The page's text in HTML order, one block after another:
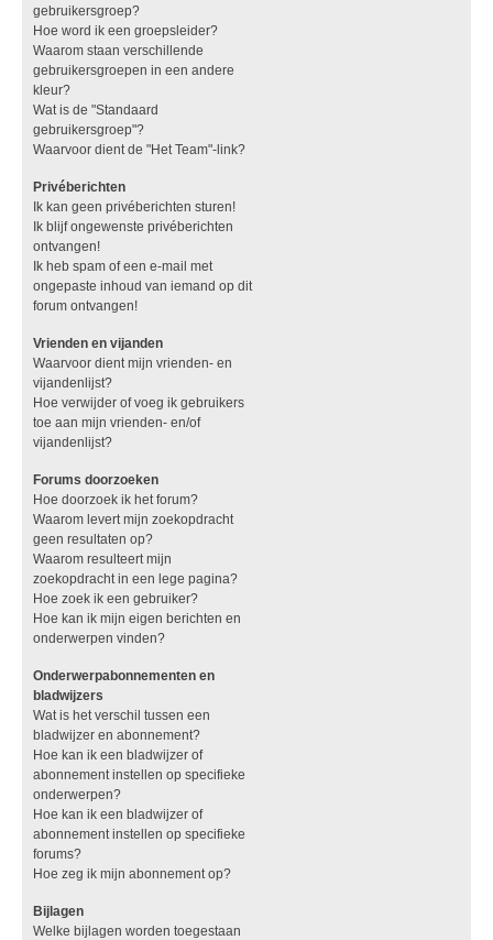
gebruikersgroep?
Hoe word ik een groepsleider?
Waarom staan verschillende
gebruikersgroepen in een andere
kleur?
Wat is de "Standaard
gebruikersgroep"?
Waarvoor dient de "Het Team"-link?
Privéberichten
Ik kan geen privéberichten sturen!
Ik blijf ongewenste privéberichten
ontvangen!
Ik heb spam of een e-mail met
ongepaste inhoud van iemand op dit
forum ontvangen!
Vrienden en vijanden
Waarvoor dient mijn vrienden- en
vijandenlijst?
Hoe verwijder of voeg ik gebruikers
toe aan mijn vrienden- en/of
vijandenlijst?
Forums doorzoeken
Hoe doorzoek ik het forum?
Waarom levert mijn zoekopdracht
geen resultaten op?
Waarom resulteert mijn
zoekopdracht in een lege pagina?
Hoe zoek ik een gebruiker?
Hoe kan ik mijn eigen berichten en
onderwerpen vinden?
Onderwerpabonnementen en
bladwijzers
Wat is het verschil tussen een
bladwijzer en abonnement?
Hoe kan ik een bladwijzer of
abonnement instellen op specifieke
onderwerpen?
Hoe kan ik een bladwijzer of
abonnement instellen op specifieke
forums?
Hoe zeg ik mijn abonnement op?
Bijlagen
Welke bijlagen worden toegestaan